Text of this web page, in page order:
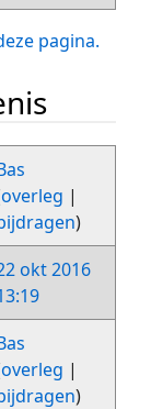
pagina.
overleg |
)
okt 2016
overleg |
)